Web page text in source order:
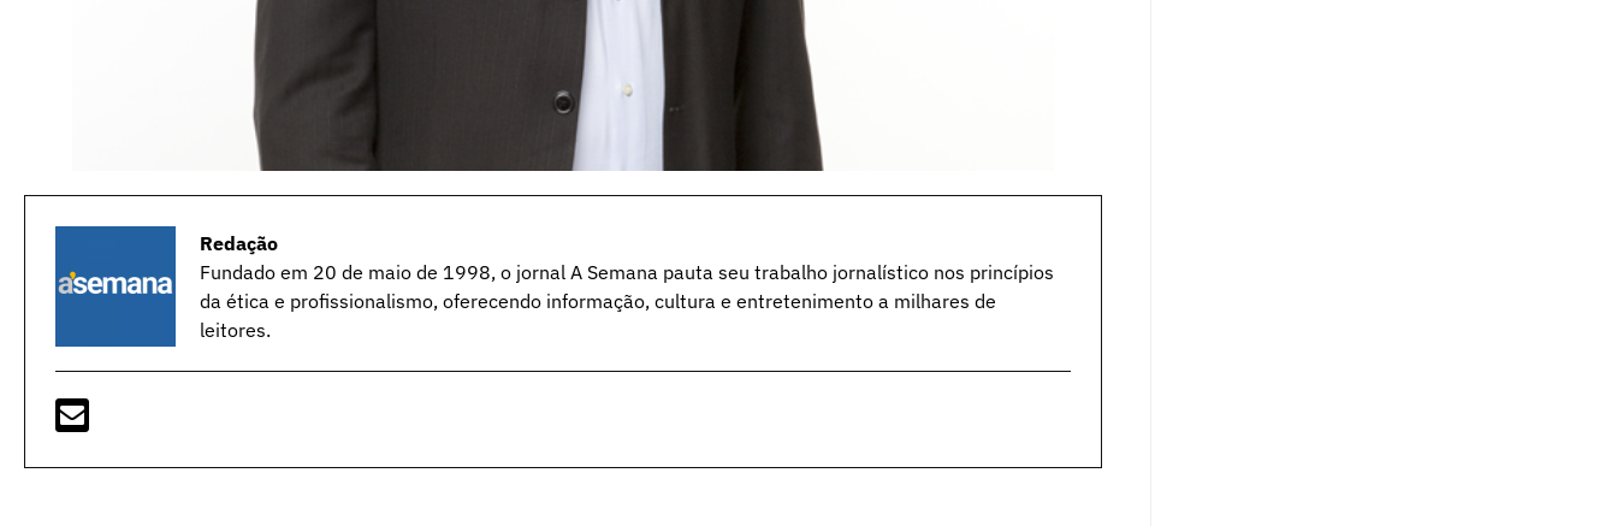
Redação
Fundado em 20 de maio de 1998, o jornal A Semana pauta seu trabalho jornalístico nos princípios
da ética e profissionalismo, oferecendo informação, cultura e entretenimento a milhares de
leitores.